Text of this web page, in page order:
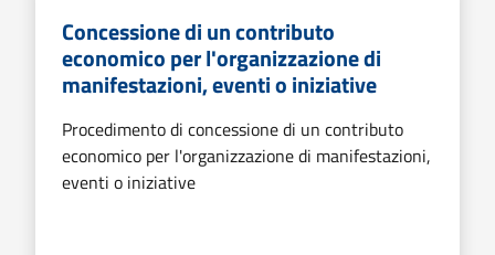
Concessione di un contributo
economico per l'organizzazione di
manifestazioni, eventi o iniziative
Procedimento di concessione di un contributo
economico per l'organizzazione di manifestazioni,
eventi o iniziative